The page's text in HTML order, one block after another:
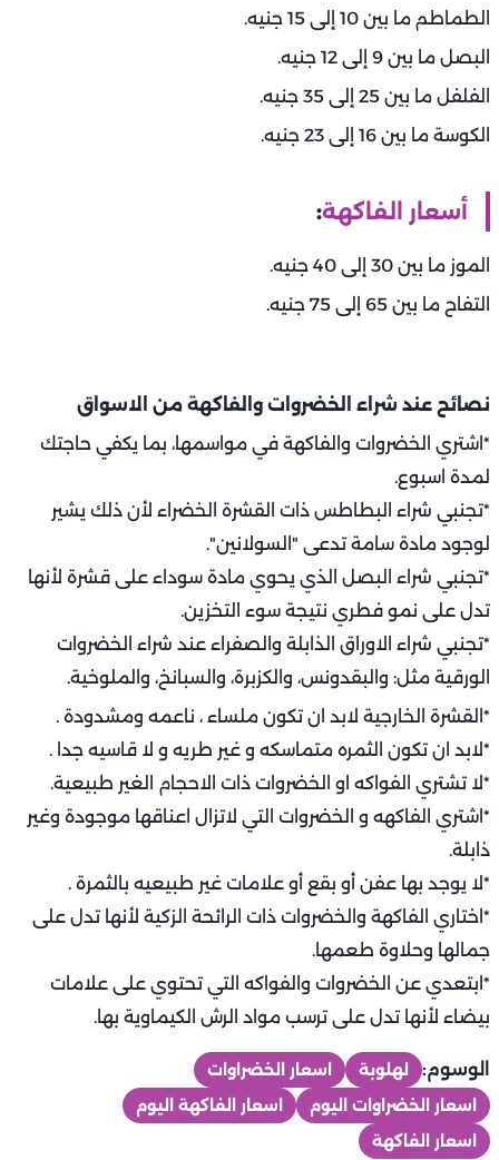
الطماطم ما بين 10 إلى 15 جنيه.
البصل ما بين 9 إلى 12 جنيه.
الفلفل ما بين 25 إلى 35 جنيه.
الكوسة ما بين 16 إلى 23 جنيه.
أسعار الفاكهة:
الموز ما بين 30 إلى 40 جنيه.
التفاح ما بين 65 إلى 75 جنيه.
نصائح عند شراء الخضروات والفاكهة من الاسواق
*اشتري الخضروات والفاكهة في مواسمها، بما يكفي حاجتك
لمدة اسبوع.
*تجنبي شراء البطاطس ذات القشرة الخضراء لأن ذلك يشير
لوجود مادة سامة تدعى "السولانين".
*تجنبي شراء البصل الذي يحوي مادة سوداء على قشرة لأنها
تدل على نمو فطري نتيجة سوء التخزين.
*تجنبي شراء الاوراق الذابلة والصفراء عند شراء الخضروات
الورقية مثل: والبقدونس، والكزبرة، والسبانخ، والملوخية.
*القشرة الخارجية لابد ان تكون ملساء ، ناعمه ومشدودة .
*لابد ان تكون الثمره متماسكه و غير طريه و لا قاسيه جدا .
*لا تشتري الفواكه او الخضروات ذات الاحجام الغير طبيعية.
*اشتري الفاكهه و الخضروات التي لاتزال اعناقها موجودة وغير
ذابلة.
*لا يوجد بها عفن أو بقع أو علامات غير طبيعيه بالثمرة .
*اختاري الفاكهة والخضروات ذات الرائحة الزكية لأنها تدل على
جمالها وحلاوة طعمها.
*ابتعدي عن الخضروات والفواكه التي تحتوي على علامات
بيضاء لأنها تدل على ترسب مواد الرش الكيماوية بها.
الوسوم: لهلوبة
اسعار الخضراوات
اسعار الخضراوات اليوم
اسعار الفاكهة اليوم
اسعار الفاكهة